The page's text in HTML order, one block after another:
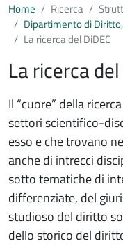
Home Ricerca
Dipartimento di
La ricerca del DiDEC
La ricerca
Il “cuore” della
settori scientifico-
esso e che trovano
anche di intrecci
sotto tematiche di
differenziate, del
studioso del diritto
dello storico del